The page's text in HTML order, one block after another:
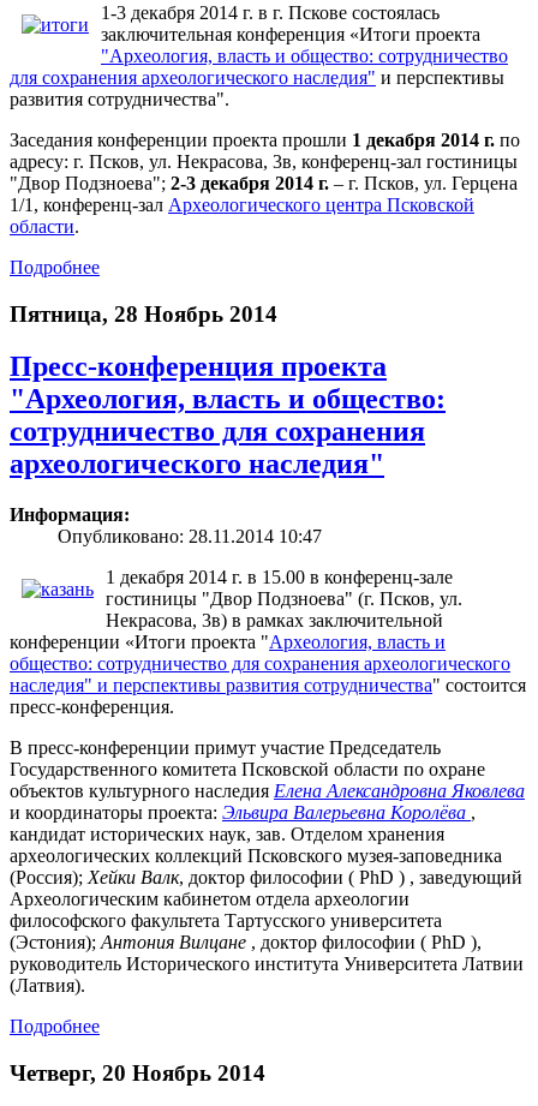
1-3 декабря 2014 г. в г. Пскове состоялась
заключительная конференция «Итоги проекта
"Археология, власть и общество: сотрудничество
для сохранения археологического наследия" и перспективы
развития сотрудничества".
Заседания конференции проекта прошли 1 декабря 2014 г. по
адресу: г. Псков, ул. Некрасова, 3в, конференц-зал гостиницы
"Двор Подзноева"; 2-3 декабря 2014 г. – г. Псков, ул. Герцена
1/1, конференц-зал Археологического центра Псковской
области.
Подробнее
Пятница, 28 Ноябрь 2014
Пресс-конференция проекта
"Археология, власть и общество:
сотрудничество для сохранения
археологического наследия"
Информация:
Опубликовано: 28.11.2014 10:47
1 декабря 2014 г. в 15.00 в конференц-зале
гостиницы "Двор Подзноева" (г. Псков, ул.
Некрасова, 3в) в рамках заключительной
конференции «Итоги проекта "Археология, власть и
общество: сотрудничество для сохранения археологического
наследия" и перспективы развития сотрудничества" состоится
пресс-конференция.
В пресс-конференции примут участие Председатель
Государственного комитета Псковской области по охране
объектов культурного наследия Елена Александровна Яковлева
и координаторы проекта: Эльвира Валерьевна Королёва ,
кандидат исторических наук, зав. Отделом хранения
археологических коллекций Псковского музея-заповедника
(Россия); Хейки Валк, доктор философии ( PhD ) , заведующий
Археологическим кабинетом отдела археологии
философского факультета Тартусского университета
(Эстония); Антония Вилцане , доктор философии ( PhD ),
руководитель Исторического института Университета Латвии
(Латвия).
Подробнее
Четверг, 20 Ноябрь 2014